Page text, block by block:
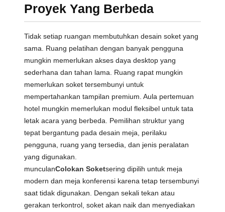
Proyek Yang Berbeda
Tidak setiap ruangan membutuhkan desain soket yang
sama. Ruang pelatihan dengan banyak pengguna
mungkin memerlukan akses daya desktop yang
sederhana dan tahan lama. Ruang rapat mungkin
memerlukan soket tersembunyi untuk
mempertahankan tampilan premium. Aula pertemuan
hotel mungkin memerlukan modul fleksibel untuk tata
letak acara yang berbeda. Pemilihan struktur yang
tepat bergantung pada desain meja, perilaku
pengguna, ruang yang tersedia, dan jenis peralatan
yang digunakan.
munculanColokan Soketsering dipilih untuk meja
modern dan meja konferensi karena tetap tersembunyi
saat tidak digunakan. Dengan sekali tekan atau
gerakan terkontrol, soket akan naik dan menyediakan